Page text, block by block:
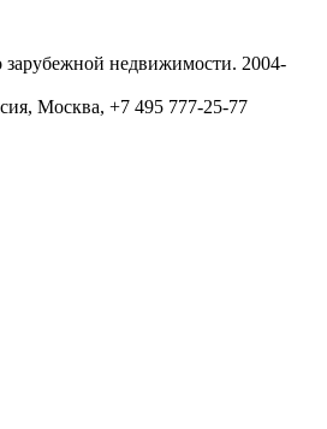
зарубежной недвижимости. 2004-
Москва, +7 495 777-25-77